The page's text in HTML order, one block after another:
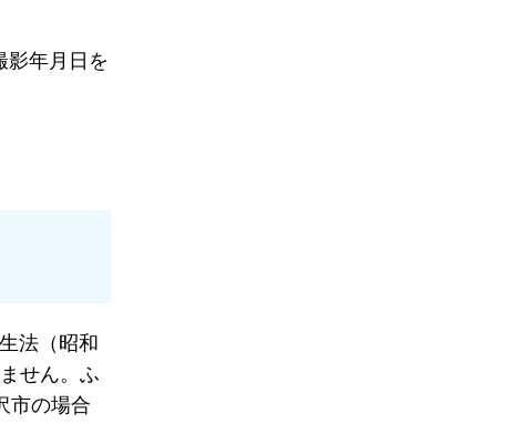
影年月日を
法（昭和
せん。ふ
市の場合